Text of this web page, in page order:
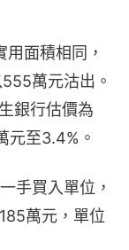
面積相同，
萬元沽出。
銀行估價為
元至3.4%。
手買入單位，
萬元，單位